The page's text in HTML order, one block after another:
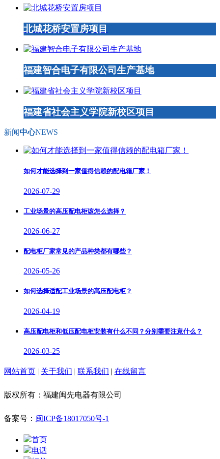
北城花桥安置房项目
福建智合电子有限公司生产基地
福建省社会主义学院新校区项目
新闻中心NEWS
如何才能选择到一家值得信赖的配电箱厂家！
2026-07-29
工业场景的高压配电柜该怎么选择？
2026-06-27
配电柜厂家常见的产品种类都有哪些？
2026-05-26
如何选择适配工业场景的高压配电柜？
2026-04-19
高压配电柜和低压配电柜安装有什么不同？分别需要注意什么？
2026-03-25
网站首页 | 关于我们 | 联系我们 | 在线留言
版权所有：福建闽先电器有限公司
备案号： 闽ICP备18017050号-1
首页
电话